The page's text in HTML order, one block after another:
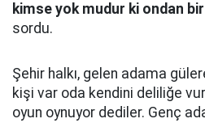
kimse yok mudur ki ondan
sordu.
Şehir halkı, gelen adama
kişi var oda kendini deliliğe
oyun oynuyor dediler. Genç